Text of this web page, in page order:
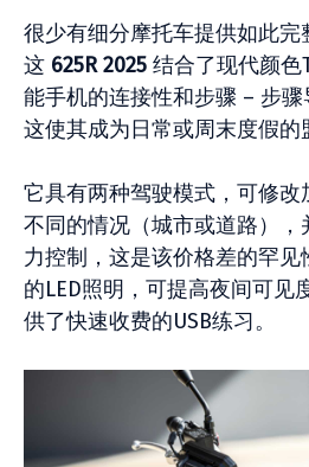
很少有细分摩托车提供如此完
这 625R 2025 结合了现代颜色
能手机的连接性和步骤 – 步骤
这使其成为日常或周末度假的
它具有两种驾驶模式，可修
不同的情况（城市或道路），
力控制，这是该价格差的罕
的LED照明，可提高夜间可见
供了快速收费的USB练习。